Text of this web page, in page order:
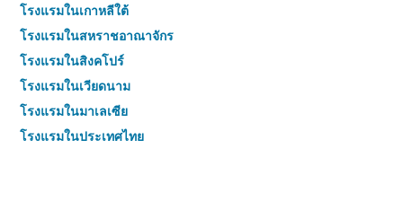
โรงแรมในเกาหลีใต้
โรงแรมในสหราชอาณาจักร
โรงแรมในสิงคโปร์
โรงแรมในเวียดนาม
โรงแรมในมาเลเซีย
โรงแรมในประเทศไทย